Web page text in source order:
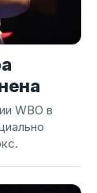
WBO в